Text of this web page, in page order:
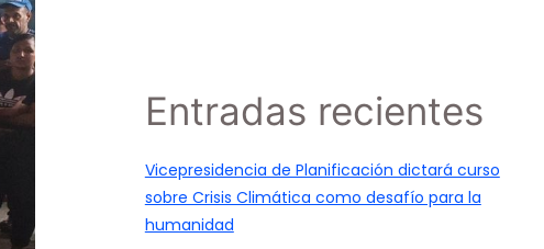
Entradas recientes
Vicepresidencia de Planificación dictará curso
sobre Crisis Climática como desafío para la
humanidad